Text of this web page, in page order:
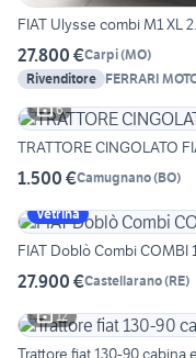
FIAT Ulysse combi M1 XL
27.800 €Carpi(MO)
Rivenditore FERRARI
6
TRATTORE CINGOLATO
1.500 €Camugnano(BO)
Vetrina
FIAT Doblò Combi COMBI
27.900 €Castellarano(RE)
12
Trattore fiat 130-90 cabina